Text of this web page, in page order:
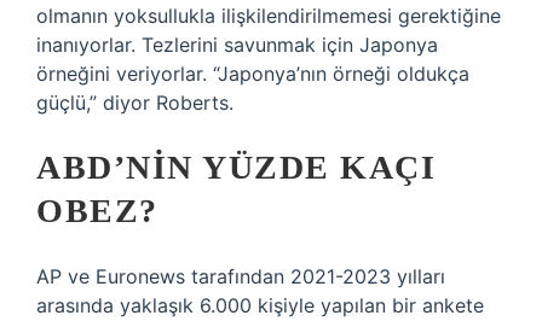
olmanın yoksullukla ilişkilendirilmemesi gerektiğine
inanıyorlar. Tezlerini savunmak için Japonya
örneğini veriyorlar. “Japonya’nın örneği oldukça
güçlü,” diyor Roberts.
ABD’NIN YÜZDE KAÇI
OBEZ?
AP ve Euronews tarafından 2021-2023 yılları
arasında yaklaşık 6.000 kişiyle yapılan bir ankete